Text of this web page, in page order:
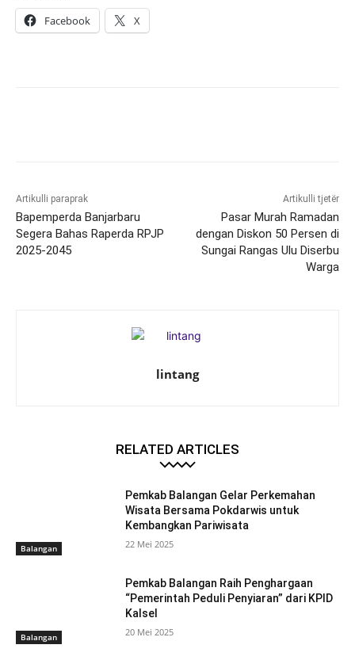
Facebook X
Artikulli paraprak
Bapemperda Banjarbaru
Segera Bahas Raperda RPJP
2025-2045
Artikulli tjetër
Pasar Murah Ramadan
dengan Diskon 50 Persen di
Sungai Rangas Ulu Diserbu
Warga
lintang
RELATED ARTICLES
Balangan
Pemkab Balangan Gelar Perkemahan
Wisata Bersama Pokdarwis untuk
Kembangkan Pariwisata
22 Mei 2025
Balangan
Pemkab Balangan Raih Penghargaan
“Pemerintah Peduli Penyiaran” dari KPID
Kalsel
20 Mei 2025